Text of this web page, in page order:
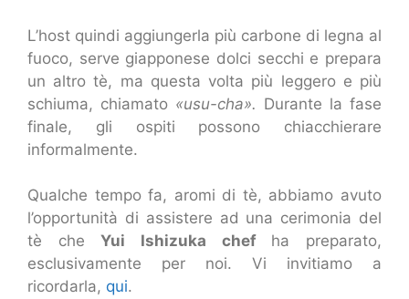
L’host quindi aggiungerla più carbone di legna al
fuoco, serve giapponese dolci secchi e prepara
un altro tè, ma questa volta più leggero e più
schiuma, chiamato «usu-cha». Durante la fase
finale, gli ospiti possono chiacchierare
informalmente.
Qualche tempo fa, aromi di tè, abbiamo avuto
l’opportunità di assistere ad una cerimonia del
tè cheYui Ishizuka chef ha preparato,
esclusivamente per noi. Vi invitiamo a
ricordarla, qui.